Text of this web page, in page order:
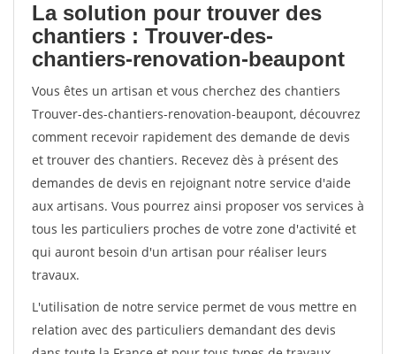
La solution pour trouver des
chantiers : Trouver-des-
chantiers-renovation-beaupont
Vous êtes un artisan et vous cherchez des chantiers
Trouver-des-chantiers-renovation-beaupont, découvrez
comment recevoir rapidement des demande de devis
et trouver des chantiers. Recevez dès à présent des
demandes de devis en rejoignant notre service d'aide
aux artisans. Vous pourrez ainsi proposer vos services à
tous les particuliers proches de votre zone d'activité et
qui auront besoin d'un artisan pour réaliser leurs
travaux.
L'utilisation de notre service permet de vous mettre en
relation avec des particuliers demandant des devis